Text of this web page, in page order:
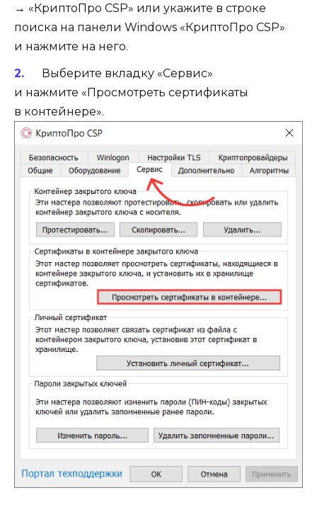
→ «КриптоПро CSP» или укажите в строке
поиска на панели Windows «КриптоПро CSP»
и нажмите на него.
Выберите вкладку «Сервис»
и нажмите «Просмотреть сертификаты
в контейнере».